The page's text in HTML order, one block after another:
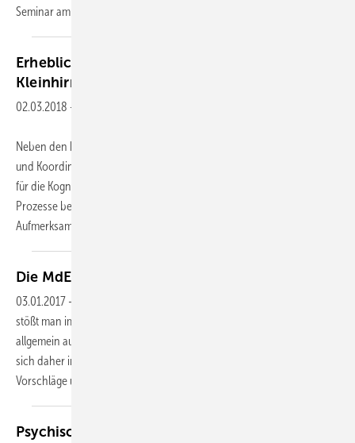
Seminar am 9. und 10. März 2018 in
Erhebliche Störung kognitiver Prozesse bei
Kleinhirnschädigung
02.03.2018 -
Neben den bereits lange bekannten Funktionen bei der Steuerung
und Koordination von Bewegungen ist die Bedeutung des Kleinhirns
für die Kognition weniger bekannt. So beeinflusst es wichtige
Prozesse bei der kognitiven Verarbeitung von Informationen wie etwa
Aufmerksamkeit, Denken,
Die MdE bei psychischen
03.01.2017 -
stößt man im konkreten Einzelfall wie auch im Bereich der Diagnosen
allgemein auf recht divergente Bewertungen. Mehrere Autoren haben
sich daher in den letzten Jahren damit befasst und unterschiedliche
Vorschläge unterbreitet. In den
Psychische Störungen nach Gewalterleben und